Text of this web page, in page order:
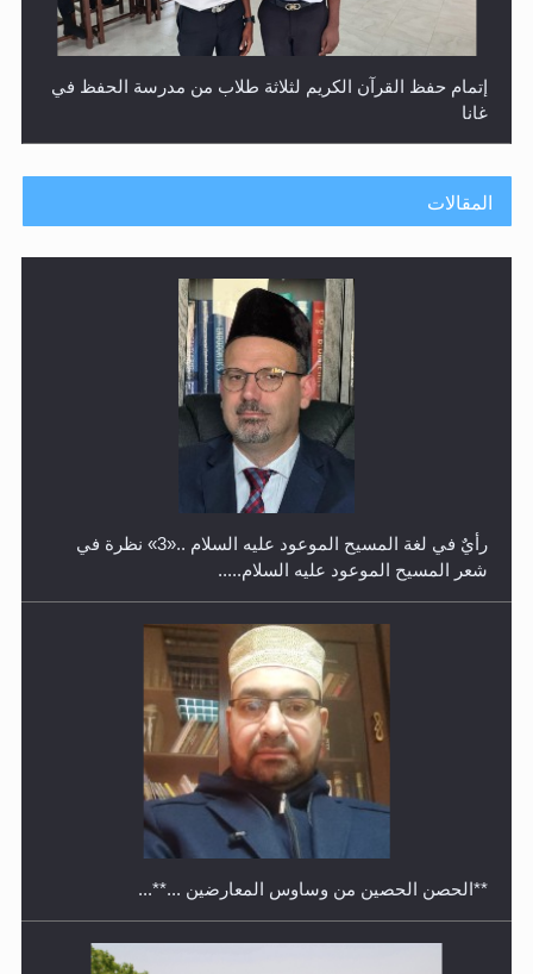
إتمام حفظ القرآن الكريم لثلاثة طلاب من مدرسة الحفظ في
غانا
حفل توزيع الشهادات في الجامعة الأحمدية بنيجيريا لعام
معرض القرآن الكريم لمدة ثلاثين يوما في مكتبة مدينة
ريهيماكي في فنلند
المقالات
رأيٌ في لغة المسيح الموعود عليه السلام ..«3» نظرة في
شعر المسيح الموعود عليه السلام.....
**الحصن الحصين من وساوس المعارضين ...**...